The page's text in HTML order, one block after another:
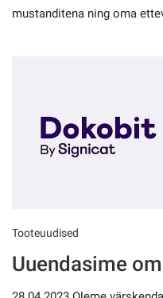
mustanditena ning oma
Tooteuudised
Uuendasime